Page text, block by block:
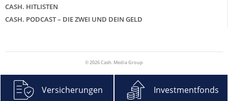
CASH. HITLISTEN
CASH. PODCAST – DIE ZWEI UND DEIN GELD
© 2026 Cash. Media Group
Versicherungen Investmentfonds